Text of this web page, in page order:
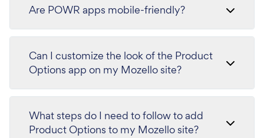
Are POWR apps mobile-friendly?
Can I customize the look of the Product
Options app on my Mozello site?
What steps do I need to follow to add
Product Options to my Mozello site?